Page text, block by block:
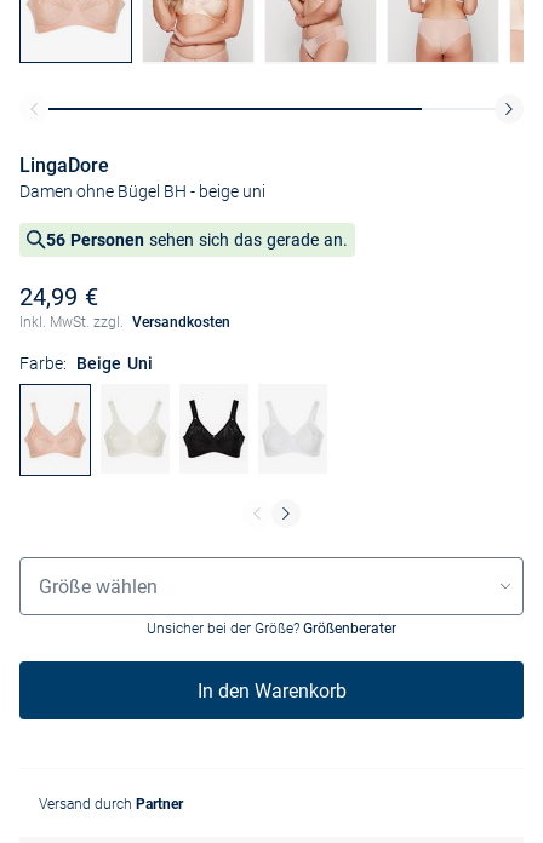
LingaDore
Damen ohne Bügel BH - beige uni
56 Personen sehen sich das gerade an.
24,99 €
Inkl. MwSt. zzgl. Versandkosten
Farbe: Beige Uni
Größenauswahl
Größe wählen
Unsicher bei der Größe? Größenberater
In den Warenkorb
Versand durch Partner